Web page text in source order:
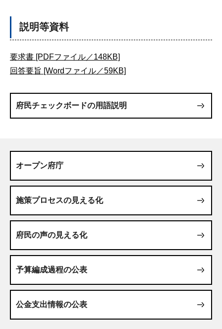
説明等資料
要求書 [PDFファイル／148KB]
回答要旨 [Wordファイル／59KB]
府民チェックボードの用語説明
オープン府庁
施策プロセスの見える化
府民の声の見える化
予算編成過程の公表
公金支出情報の公表